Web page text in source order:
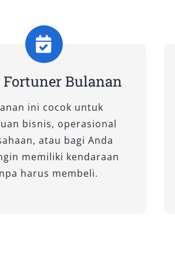
membuat
Fortuner dengan
kenyamanan
tepat untuk
Fortuner
performa
Fortuner Bulanan
ini cocok untuk
bisnis, operasional
atau bagi Anda
memiliki kendaraan
harus membeli.